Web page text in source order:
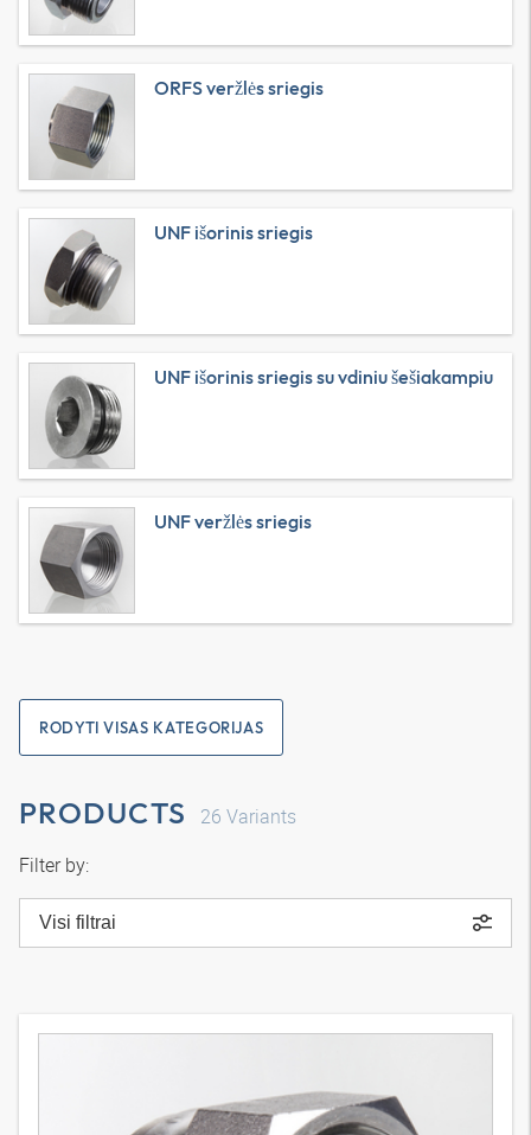
ORFS veržlės sriegis
UNF išorinis sriegis
UNF išorinis sriegis su vdiniu šešiakampiu
UNF veržlės sriegis
RODYTI VISAS KATEGORIJAS
PRODUCTS 26 Variants
Filter by:
Visi filtrai